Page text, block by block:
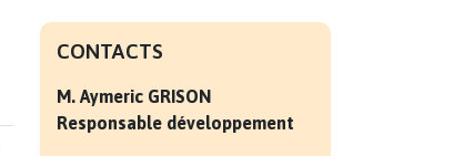
CONTACTS
M. Aymeric GRISON
Responsable développement